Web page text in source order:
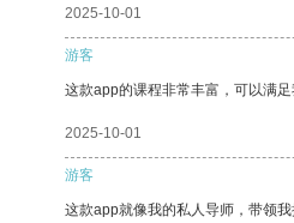
2025-10-01
游客
这款app的课程非常丰富，可以满
2025-10-01
游客
这款app就像我的私人导师，带领我